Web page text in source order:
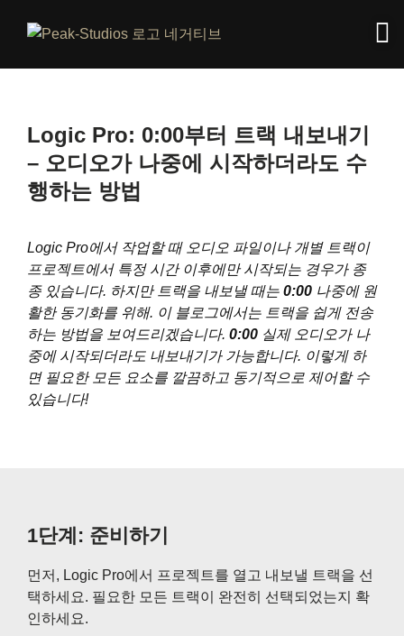
Logic Pro: 0:00부터 트랙 내보내기
– 오디오가 나중에 시작하더라도 수
행하는 방법
Logic Pro에서 작업할 때 오디오 파일이나 개별 트랙이
프로젝트에서 특정 시간 이후에만 시작되는 경우가 종
종 있습니다. 하지만 트랙을 내보낼 때는 0:00 나중에 원
활한 동기화를 위해. 이 블로그에서는 트랙을 쉽게 전송
하는 방법을 보여드리겠습니다. 0:00 실제 오디오가 나
중에 시작되더라도 내보내기가 가능합니다. 이렇게 하
면 필요한 모든 요소를 ​​깔끔하고 동기적으로 제어할 수
있습니다!
1단계: 준비하기
먼저, Logic Pro에서 프로젝트를 열고 내보낼 트랙을 선
택하세요. 필요한 모든 트랙이 완전히 선택되었는지 확
인하세요.